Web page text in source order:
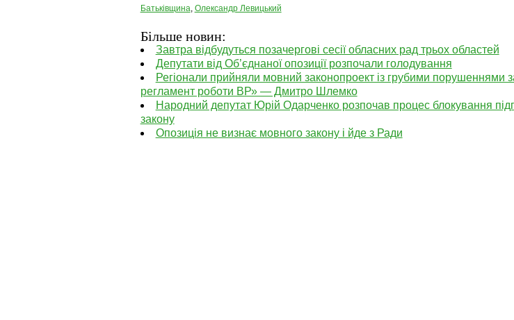
Батьківщина, Олександр Левицький
Більше новин:
Завтра відбудуться позачергові сесії обласних рад трьох областей
Депутати від Об’єднаної опозиції розпочали голодування
Регіонали прийняли мовний законопроект із грубими порушеннями
регламент роботи ВР» — Дмитро Шлемко
Народний депутат Юрій Одарченко розпочав процес блокування
закону
Опозиція не визнає мовного закону і йде з Ради